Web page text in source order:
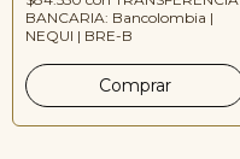
BANCARIA: Bancolombia |
NEQUI | BRE-B